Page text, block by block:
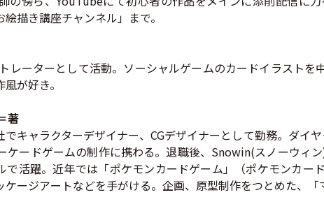
描き講座チャンネル」まで。
レーターとして活動。ソーシャルゲームのカードイラスト
が好き。
著
キャラクターデザイナー、CGデザイナーとして勤務。ダイ
ケードゲームの制作に携わる。退職後、Snowin(スノーウィ
で活躍。近年では「ポケモンカードゲーム」（ポケモンカ
ージアートなどを手がける。企画、原型制作をつとめた、